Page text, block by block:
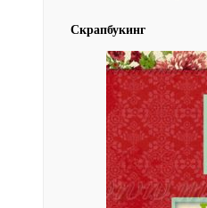
Скрапбукинг